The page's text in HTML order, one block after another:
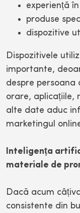
experiență
produse
dispozitive
Dispozitivele
importante,
despre persoana
orare, aplicațiile,
alte date aduc
marketingul
Inteligența
materiale de
Dacă acum
consistente din